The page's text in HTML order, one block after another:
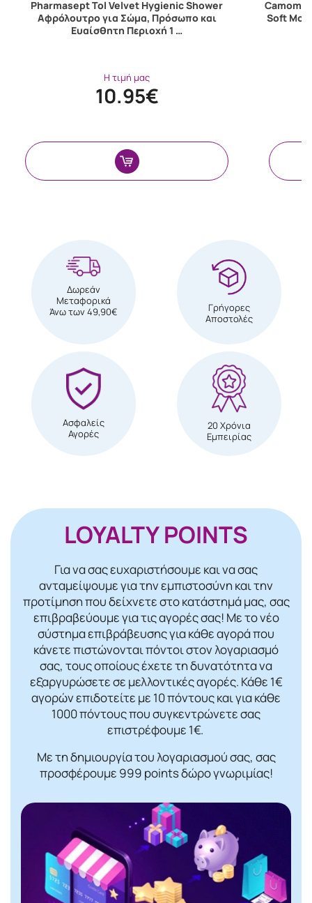
Pharmasept Tol Velvet Hygienic Shower
Αφρόλουτρο για Σώμα, Πρόσωπο και
Ευαίσθητη Περιοχή 1 …
Η τιμή μας
10.95€
Soft
Δωρεάν
Μεταφορικά
Άνω των 49,90€
Γρήγορες
Αποστολές
Ασφαλείς
Αγορές
20 Χρόνια
Εμπειρίας
LOYALTY POINTS
Για να σας ευχαριστήσουμε και να σας
ανταμείψουμε για την εμπιστοσύνη και την
προτίμηση που δείχνετε στο κατάστημά μας, σας
επιβραβεύουμε για τις αγορές σας! Mε το νέο
σύστημα επιβράβευσης για κάθε αγορά που
κάνετε πιστώνονται πόντοι στον λογαριασμό
σας, τους οποίους έχετε τη δυνατότητα να
εξαργυρώσετε σε μελλοντικές αγορές. Κάθε 1€
αγορών επιδοτείτε με 10 πόντους και για κάθε
1000 πόντους που συγκεντρώνετε σας
επιστρέφουμε 1€.
Με τη δημιουργία του λογαριασμού σας, σας
προσφέρουμε 999 points δώρο γνωριμίας!